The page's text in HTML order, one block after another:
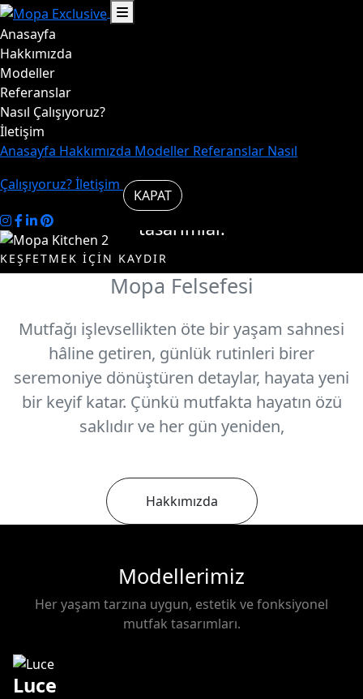
Anasayfa
Hakkımızda
Modeller
Referanslar
Nasıl Çalışıyoruz?
İletişim
Anasayfa Hakkımızda Modeller Referanslar Nasıl
Çalışıyoruz?İletişim
KAPAT
mutfakta
başlar.
Mutfakta şık ve özgün
tasarımlar.
Modelleri
İncele
Kimiz
KEŞFETMEK İÇİN KAYDIR
Mopa Felsefesi
Mutfağı işlevsellikten öte bir yaşam sahnesi
hâline getiren, günlük rutinleri birer
seremoniye dönüştüren detaylar, hayata yeni
bir keyif katar. Çünkü mutfakta hayatın özü
saklıdır ve her gün yeniden,
Hakkımızda
Modellerimiz
Her yaşam tarzına uygun, estetik ve fonksiyonel
mutfak tasarımları.
Luce